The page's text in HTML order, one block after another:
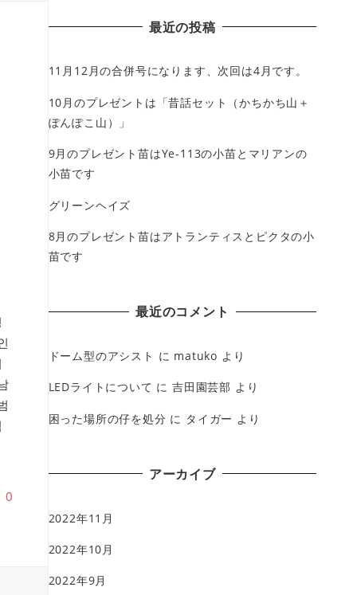
0
最近の投稿
11月12月の合併号になります、次回は4月です。
10月のプレゼントは「昔話セット（かちかち山＋
ぽんぽこ山）」
9月のプレゼント苗はYe-113の小苗とマリアンの
小苗です
グリーンヘイズ
8月のプレゼント苗はアトランティスとピクタの小
苗です
最近のコメント
ドーム型のアシスト に matuko より
LEDライトについて に吉田園芸部 より
困った場所の仔を処分 に タイガー より
アーカイブ
2022年11月
2022年10月
2022年9月